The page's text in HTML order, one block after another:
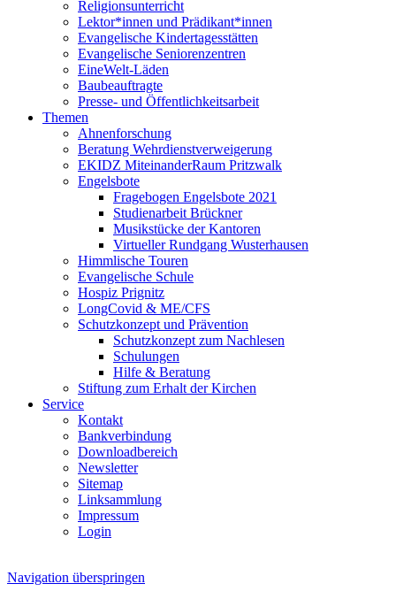
Religionsunterricht
Lektor*innen und Prädikant*innen
Evangelische Kindertagesstätten
Evangelische Seniorenzentren
EineWelt-Läden
Baubeauftragte
Presse- und Öffentlichkeitsarbeit
Themen
Ahnenforschung
Beratung Wehrdienstverweigerung
EKIDZ MiteinanderRaum Pritzwalk
Engelsbote
Fragebogen Engelsbote 2021
Studienarbeit Brückner
Musikstücke der Kantoren
Virtueller Rundgang Wusterhausen
Himmlische Touren
Evangelische Schule
Hospiz Prignitz
LongCovid & ME/CFS
Schutzkonzept und Prävention
Schutzkonzept zum Nachlesen
Schulungen
Hilfe & Beratung
Stiftung zum Erhalt der Kirchen
Service
Kontakt
Bankverbindung
Downloadbereich
Newsletter
Sitemap
Linksammlung
Impressum
Login
Navigation überspringen